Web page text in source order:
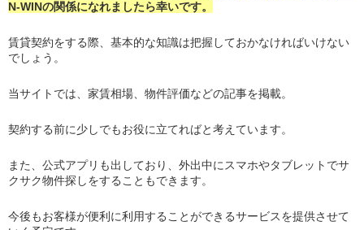
N-WINの関係になれましたら幸いです。
賃貸契約をする際、基本的な知識は把握しておかなければいけない
でしょう。
当サイトでは、家賃相場、物件評価などの記事を掲載。
契約する前に少しでもお役に立てればと考えています。
また、公式アプリも出しており、外出中にスマホやタブレットでサ
クサク物件探しをすることもできます。
今後もお客様が便利に利用することができるサービスを提供させて